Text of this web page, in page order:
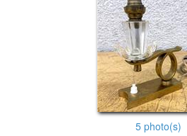
5 photo(s)